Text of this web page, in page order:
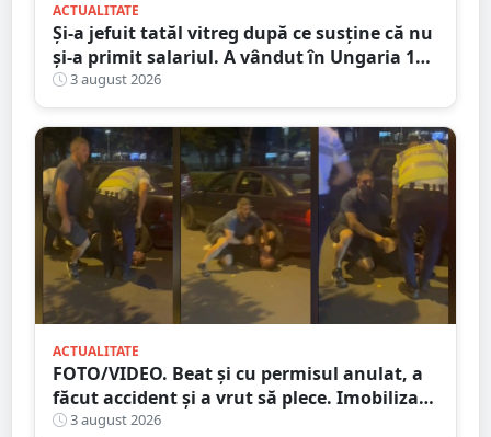
ACTUALITATE
Și-a jefuit tatăl vitreg după ce susține că nu
și-a primit salariul. A vândut în Ungaria 120
de role de vată și gresie de 7.000 de euro
3 august 2026
ACTUALITATE
FOTO/VIDEO. Beat și cu permisul anulat, a
făcut accident și a vrut să plece. Imobilizat
de trecători
3 august 2026